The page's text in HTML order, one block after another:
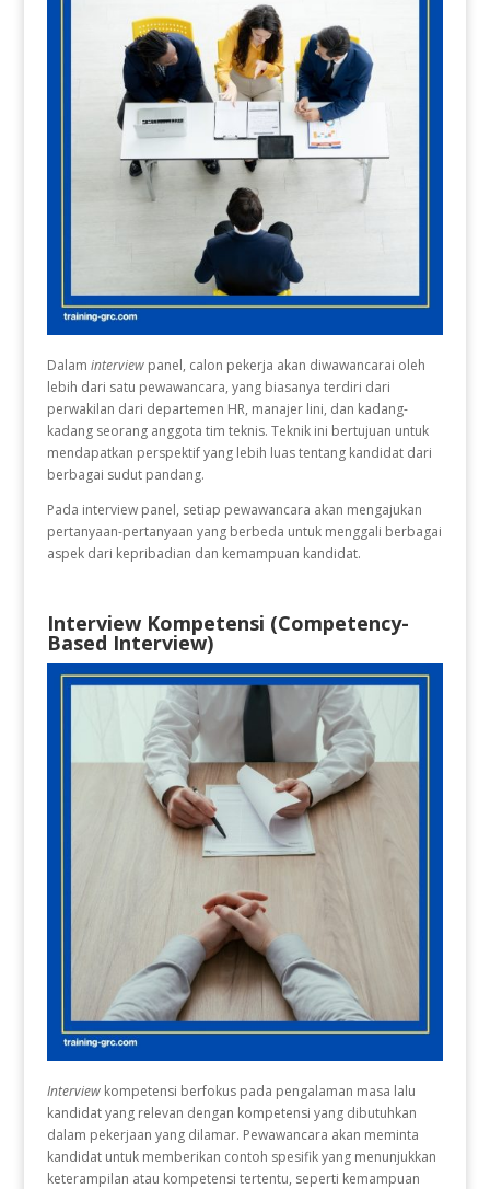
Dalam interview panel, calon pekerja akan diwawancarai oleh
lebih dari satu pewawancara, yang biasanya terdiri dari
perwakilan dari departemen HR, manajer lini, dan kadang-
kadang seorang anggota tim teknis. Teknik ini bertujuan untuk
mendapatkan perspektif yang lebih luas tentang kandidat dari
berbagai sudut pandang.
Pada interview panel, setiap pewawancara akan mengajukan
pertanyaan-pertanyaan yang berbeda untuk menggali berbagai
aspek dari kepribadian dan kemampuan kandidat.
Interview Kompetensi (Competency-
Based Interview)
Interviewkompetensi berfokus pada pengalaman masa lalu
kandidat yang relevan dengan kompetensi yang dibutuhkan
dalam pekerjaan yang dilamar. Pewawancara akan meminta
kandidat untuk memberikan contoh spesifik yang menunjukkan
keterampilan atau kompetensi tertentu, seperti kemampuan